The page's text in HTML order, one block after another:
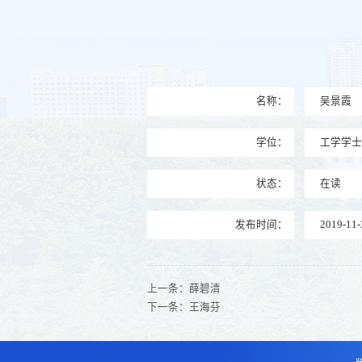
名称： 吴景霞
学位： 工学学士
状态： 在读
发布时间： 2019-
上一条： 薛碧清
下一条： 王海芬